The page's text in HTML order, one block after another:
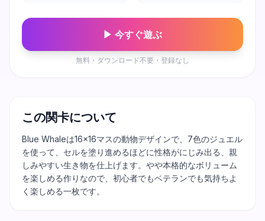
▶ 今すぐ遊ぶ
無料・ダウンロード不要・登録なし
この関卡について
Blue Whaleは16×16マスの動物デザインで、7色のジュエル
を使って、セルを塗り進めるほどに性格がにじみ出る、親
しみやすい生き物を仕上げます。やや本格的なボリューム
を楽しめる作りなので、初心者でもベテランでも気持ちよ
く楽しめる一枚です。